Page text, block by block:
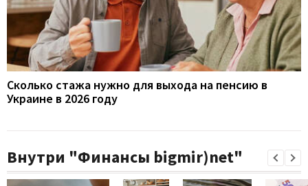
Сколько стажа нужно для выхода на пенсию в
Украине в 2026 году
Внутри "Финансы bigmir)net"